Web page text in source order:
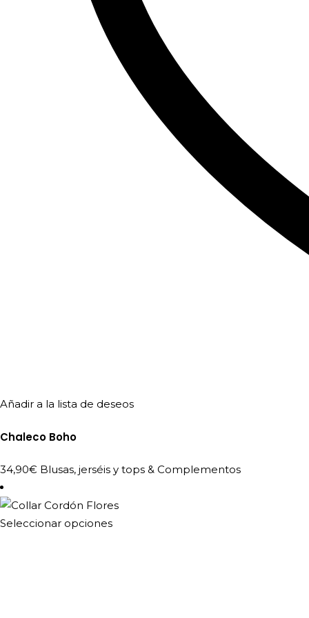
Añadir a la lista de deseos
Chaleco Boho
34,90€ Blusas, jerséis y tops & Complementos
Seleccionar opcionesEste